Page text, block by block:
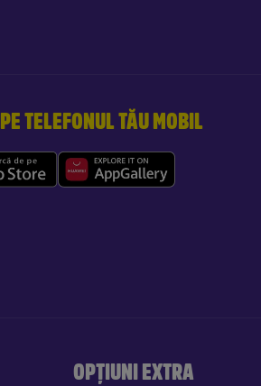
PE TELEFONUL TĂU MOBIL
OPȚIUNI EXTRA